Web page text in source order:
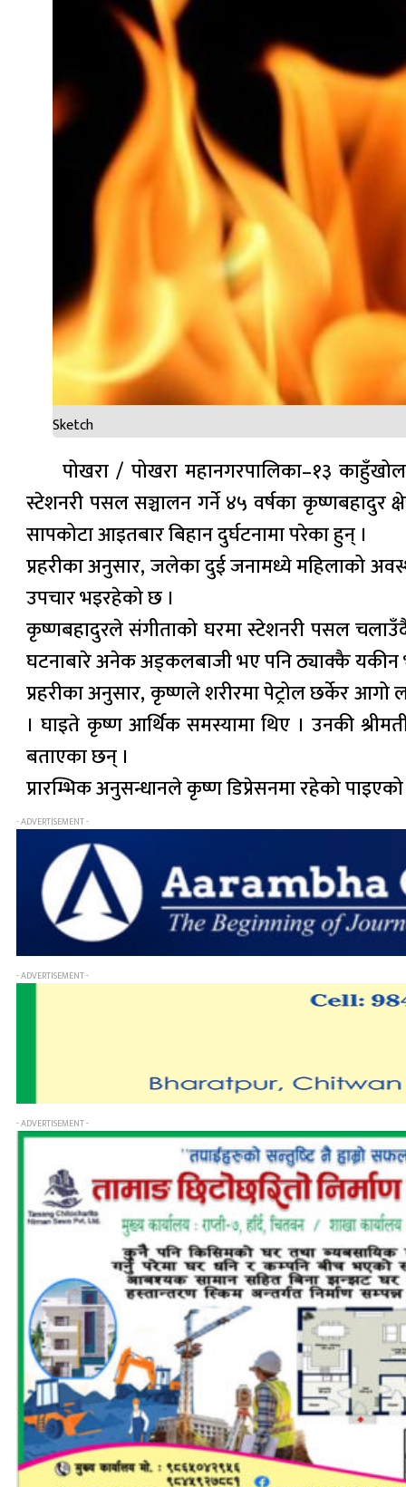
Sketch
पोखरा / पोखरा महानगरपालिका–१३
स्टेशनरी पसल सञ्चालन गर्ने ४५ वर्षका कृष्णबहादुर
सापकोटा आइतबार बिहान दुर्घटनामा परेका हुन् ।
प्रहरीका अनुसार, जलेका दुई जनामध्ये महिलाको
उपचार भइरहेको छ ।
कृष्णबहादुरले संगीताको घरमा स्टेशनरी पसल चलाउँदै
घटनाबारे अनेक अड्कलबाजी भए पनि ठ्याक्कै
प्रहरीका अनुसार, कृष्णले शरीरमा पेट्रोल छर्केर
। घाइते कृष्ण आर्थिक समस्यामा थिए । उनकी
बताएका छन् ।
प्रारम्भिक अनुसन्धानले कृष्ण डिप्रेसनमा रहेको
- ADVERTISEMENT -
- ADVERTISEMENT -
- ADVERTISEMENT -